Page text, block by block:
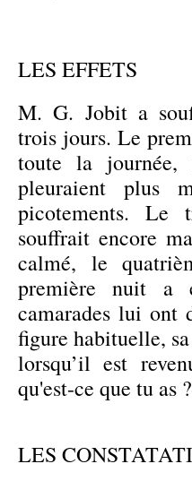
LES EFFETS
M. G. Jobit a
trois jours. Le
toute la
pleuraient plus
picotements.
souffrait encore
calmé, le
première nuit a
camarades lui ont
figure habituelle,
lorsqu’il est
qu'est-ce que tu as
LES